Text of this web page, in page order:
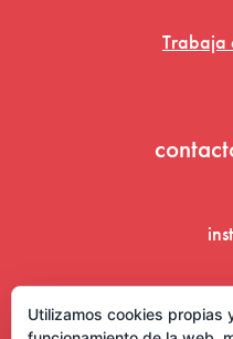
Trabaja
Utilizamos cookies propias